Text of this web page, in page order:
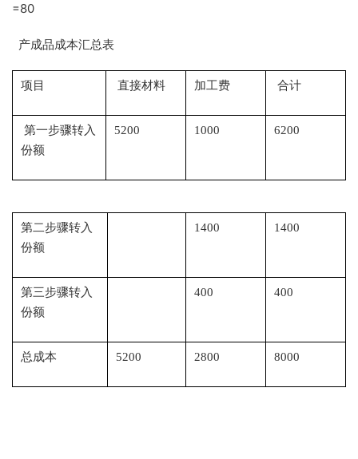
=80
产成品成本汇总表
项目 直接材料 加工费 合计
第一步骤转入
份额
5200 1000 6200
第二步骤转入
份额
1400 1400
第三步骤转入
份额
400 400
总成本 5200 2800 8000